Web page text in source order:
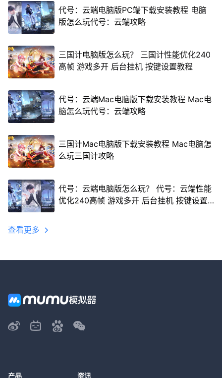
代号：云端电脑版PC端下载安装教程 电脑
版怎么玩代号：云端攻略
三国计电脑版怎么玩？ 三国计性能优化240
高帧 游戏多开 后台挂机 按键设置教程
代号：云端Mac电脑版下载安装教程 Mac电
脑怎么玩代号：云端攻略
三国计Mac电脑版下载安装教程 Mac电脑怎
么玩三国计攻略
代号：云端电脑版怎么玩？ 代号：云端性能
优化240高帧 游戏多开 后台挂机 按键设置
查看更多
产品 资讯